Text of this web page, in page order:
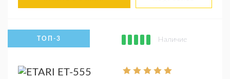
Наличие